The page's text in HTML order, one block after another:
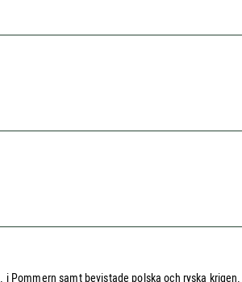
i Pommern samt bevistade polska och ryska